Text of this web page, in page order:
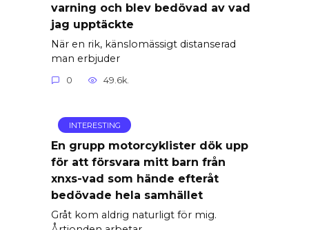
varning och blev bedövad av vad
jag upptäckte
När en rik, känslomässigt distanserad
man erbjuder
0 49.6k.
INTERESTING
En grupp motorcyklister dök upp
för att försvara mitt barn från
xnxs-vad som hände efteråt
bedövade hela samhället
Gråt kom aldrig naturligt för mig.